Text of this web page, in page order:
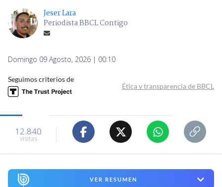
Jeser Lara
Periodista BBCL Contigo
Domingo 09 Agosto, 2026 | 00:10
Seguimos criterios de
Ética y transparencia de BBCL
12.840
visitas
VER RESUMEN